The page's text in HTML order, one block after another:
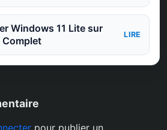
Windows 11 Lite sur
Complet
LIRE
pour publier un